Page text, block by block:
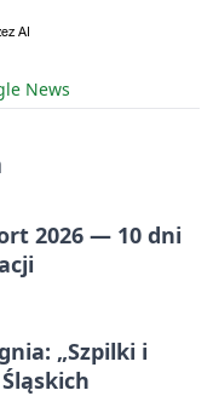
News
2026 — 10 dni
„Szpilki i